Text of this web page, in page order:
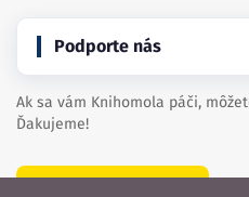
Podporte nás
Ak sa vám Knihomola páči,
Ďakujeme!